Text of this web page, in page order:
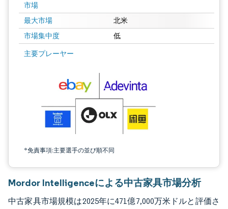
市場
最大市場 北米
市場集中度 低
主要プレーヤー
*免責事項:主要選手の並び順不同
画像 © Mordor Intelligence。再利用にはCC BY 4.0の表示が必要です。
Mordor Intelligenceによる中古家具市場分析
中古家具市場規模は2025年に471億7,000万米ドルと評価さ